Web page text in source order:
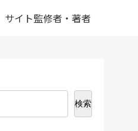
サイト監修者・著者
検索